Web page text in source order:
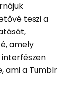
teszi a
amely
ami a Tumblr